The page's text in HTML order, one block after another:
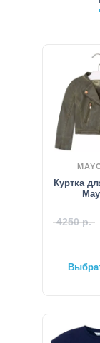
Куртка
4250р.